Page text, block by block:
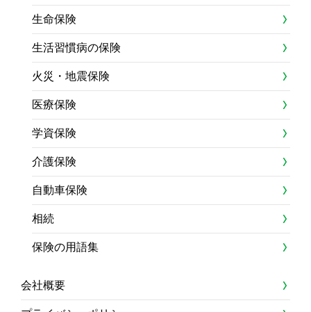
生命保険
生活習慣病の保険
火災・地震保険
医療保険
学資保険
介護保険
自動車保険
相続
保険の用語集
会社概要